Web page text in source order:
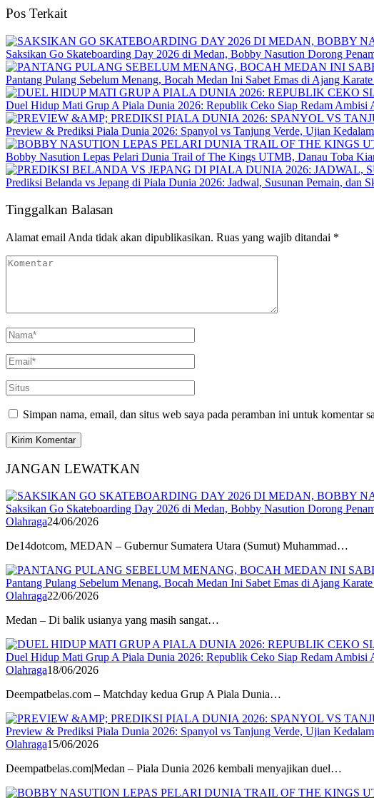
Pos Terkait
Saksikan Go Skateboarding Day 2026 di Medan, Bobby Nasution Dorong
Pantang Pulang Sebelum Menang, Bocah Medan Ini Sabet Emas di Ajang
Duel Hidup Mati Grup A Piala Dunia 2026: Republik Ceko Siap Redam Ambisi
Preview & Prediksi Piala Dunia 2026: Spanyol vs Tanjung Verde, Ujian
Bobby Nasution Lepas Pelari Dunia Trail of The Kings UTMB, Danau Toba
Prediksi Belanda vs Jepang di Piala Dunia 2026: Jadwal, Susunan Pemain, dan
Tinggalkan Balasan
Alamat email Anda tidak akan dipublikasikan. Ruas yang wajib ditandai *
Simpan nama, email, dan situs web saya pada peramban ini untuk komentar
JANGAN LEWATKAN
Saksikan Go Skateboarding Day 2026 di Medan, Bobby Nasution Dorong
Olahraga24/06/2026
De14dotcom, MEDAN – Gubernur Sumatera Utara (Sumut) Muhammad…
Pantang Pulang Sebelum Menang, Bocah Medan Ini Sabet Emas di Ajang
Olahraga22/06/2026
Medan – Di balik usianya yang masih sangat…
Duel Hidup Mati Grup A Piala Dunia 2026: Republik Ceko Siap Redam Ambisi
Olahraga18/06/2026
Deempatbelas.com – Matchday kedua Grup A Piala Dunia…
Preview & Prediksi Piala Dunia 2026: Spanyol vs Tanjung Verde, Ujian
Olahraga15/06/2026
Deempatbelas.com|Medan – Piala Dunia 2026 kembali menyajikan duel…